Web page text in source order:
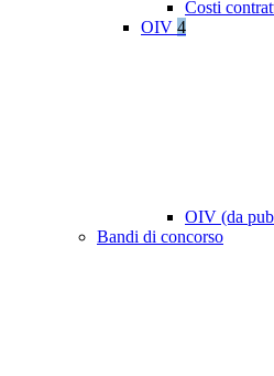
Costi
OIV 4
OIV (da
Bandi di concorso